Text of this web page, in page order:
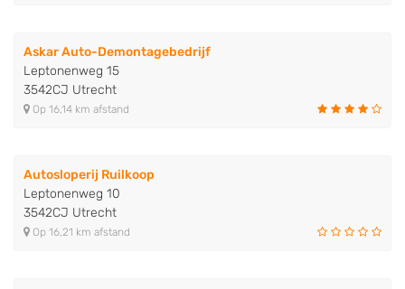
Askar Auto-Demontagebedrijf
Leptonenweg 15
3542CJ Utrecht
Op 16,14 km afstand
Autosloperij Ruilkoop
Leptonenweg 10
3542CJ Utrecht
Op 16,21 km afstand